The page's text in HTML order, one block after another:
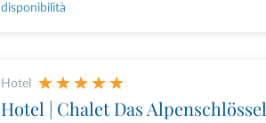
disponibilità
Hotel
Hotel | Chalet Das Alpenschlössel